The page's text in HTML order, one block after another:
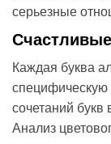
серьезные
Каждая буква
специфическую
сочетаний букв
Анализ